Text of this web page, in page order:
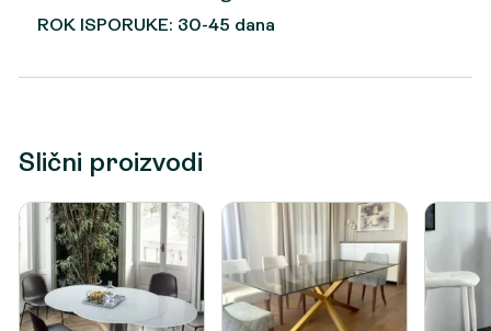
ROK ISPORUKE: 30-45 dana
Slični proizvodi